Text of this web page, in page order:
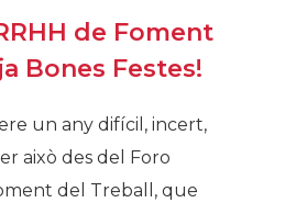
de Foment
Bones Festes!
un any difícil, incert,
això des del Foro
del Treball, que